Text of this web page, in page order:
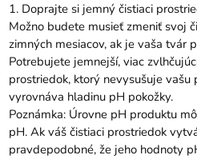
1. Doprajte si jemný čistiaci
Možno budete musieť zmeniť svoj
zimných mesiacov, ak je vaša tvár
Potrebujete jemnejší, viac
prostriedok, ktorý nevysušuje vašu
vyrovnáva hladinu pH pokožky.
Poznámka: Úrovne pH produktu
pH. Ak váš čistiaci prostriedok
pravdepodobné, že jeho hodnoty